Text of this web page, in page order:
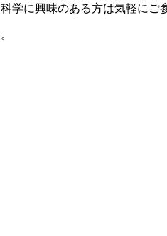
学に興味のある方は気軽にご